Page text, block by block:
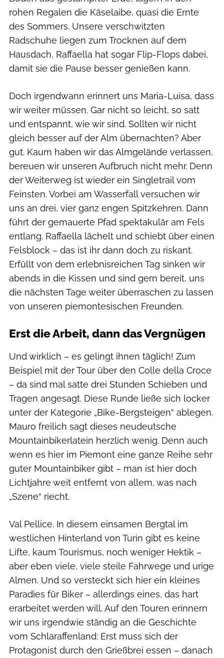
rohen Regalen die Käselaibe, quasi die Ernte
des Sommers. Unsere verschwitzten
Radschuhe liegen zum Trocknen auf dem
Hausdach, Raffaella hat sogar Flip-Flops dabei,
damit sie die Pause besser genießen kann.
Doch irgendwann erinnert uns Maria-Luisa, dass
wir weiter müssen. Gar nicht so leicht, so satt
und entspannt, wie wir sind. Sollten wir nicht
gleich besser auf der Alm übernachten? Aber
gut. Kaum haben wir das Almgelände verlassen,
bereuen wir unseren Aufbruch nicht mehr. Denn
der Weiterweg ist wieder ein Singletrail vom
Feinsten. Vorbei am Wasserfall versuchen wir
uns an drei, vier ganz engen Spitzkehren. Dann
führt der gemauerte Pfad spektakulär am Fels
entlang. Raffaella lächelt und schiebt über einen
Felsblock – das ist ihr dann doch zu riskant.
Erfüllt von dem erlebnisreichen Tag sinken wir
abends in die Kissen und sind gern bereit, uns
die nächsten Tage weiter überraschen zu lassen
von unseren piemontesischen Freunden.
Erst die Arbeit, dann das Vergnügen
Und wirklich – es gelingt ihnen täglich! Zum
Beispiel mit der Tour über den Colle della Croce
– da sind mal satte drei Stunden Schieben und
Tragen angesagt. Diese Runde ließe sich locker
unter der Kategorie „Bike-Bergsteigen“ ablegen.
Mauro freilich sagt dieses neudeutsche
Mountainbikerlatein herzlich wenig. Denn auch
wenn es hier im Piemont eine ganze Reihe sehr
guter Mountainbiker gibt – man ist hier doch
Lichtjahre weit entfernt von allem, was nach
„Szene“ riecht.
Val Pellice. In diesem einsamen Bergtal im
westlichen Hinterland von Turin gibt es keine
Lifte, kaum Tourismus, noch weniger Hektik –
aber eben viele, viele steile Fahrwege und urige
Almen. Und so versteckt sich hier ein kleines
Paradies für Biker – allerdings eines, das hart
erarbeitet werden will. Auf den Touren erinnern
wir uns irgendwie ständig an die Geschichte
vom Schlaraffenland: Erst muss sich der
Protagonist durch den Grießbrei essen – danach